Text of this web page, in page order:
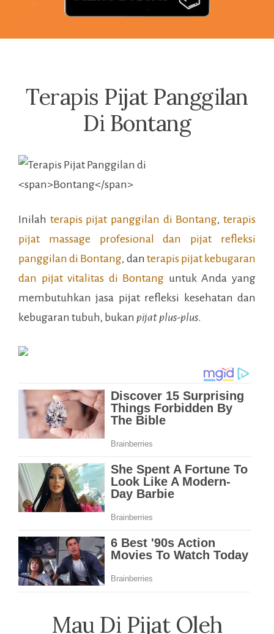
Terapis Pijat Panggilan
Di Bontang
Inilah terapis pijat panggilan di Bontang,terapis
pijat massage profesional dan pijat refleksi
panggilan di Bontang, dan terapis pijat kebugaran
dan pijat vitalitas di Bontang untuk Anda yang
membutuhkan jasa pijat refleksi kesehatan dan
kebugaran tubuh, bukan pijat plus-plus.
Mau Di Pijat Oleh